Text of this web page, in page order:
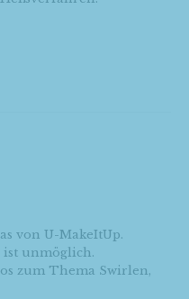
von U-MakeItUp.
ist unmöglich.
zum Thema Swirlen,